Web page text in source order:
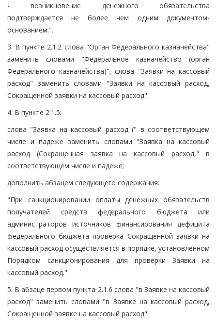
- возникновение денежного обязательства
подтверждается не более чем одним документом-
основанием.".
3. В пункте 2.1.2 слова "Орган Федерального казначейства"
заменить словами "Федеральное казначейство (орган
Федерального казначейства)", слова "Заявки на кассовый
расход" заменить словами "Заявки на кассовый расход,
Сокращенной заявки на кассовый расход".
4. В пункте 2.1.5:
слова "Заявка на кассовый расход (" в соответствующем
числе и падеже заменить словами "Заявка на кассовый
расход (Сокращенная заявка на кассовый расход," в
соответствующем числе и падеже;
дополнить абзацем следующего содержания:
"При санкционировании оплаты денежных обязательств
получателей средств федерального бюджета или
администраторов источников финансирования дефицита
федерального бюджета проверка Сокращенной заявки на
кассовый расход осуществляется в порядке, установленном
Порядком санкционирования для проверки Заявки на
кассовый расход.".
5. В абзаце первом пункта 2.1.6 слова "в Заявке на кассовый
расход" заменить словами "в Заявке на кассовый расход,
Сокращенной заявке на кассовый расход".